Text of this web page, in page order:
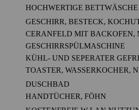
HOCHWERTIGE BETTWÄSCHE
GESCHIRR, BESTECK,
CERANFELD MIT BACKOFEN,
GESCHIRRSPÜLMASCHINE
KÜHL- UND SEPERATER
TOASTER, WASSERKOCHER,
DUSCHBAD
HANDTÜCHER, FÖHN